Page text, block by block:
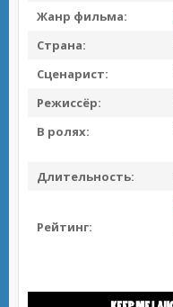
Жанр фильма:
Страна:
Сценарист:
Режиссёр:
В ролях:
Длительность:
Рейтинг: